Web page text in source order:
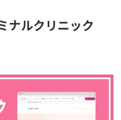
ナルクリニック